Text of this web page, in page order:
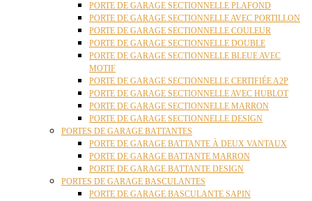
PORTE DE GARAGE SECTIONNELLE PLAFOND
PORTE DE GARAGE SECTIONNELLE AVEC PORTILLON
PORTE DE GARAGE SECTIONNELLE COULEUR
PORTE DE GARAGE SECTIONNELLE DOUBLE
PORTE DE GARAGE SECTIONNELLE BLEUE AVEC
MOTIF
PORTE DE GARAGE SECTIONNELLE CERTIFIÉE A2P
PORTE DE GARAGE SECTIONNELLE AVEC HUBLOT
PORTE DE GARAGE SECTIONNELLE MARRON
PORTE DE GARAGE SECTIONNELLE DESIGN
PORTES DE GARAGE BATTANTES
PORTE DE GARAGE BATTANTE À DEUX VANTAUX
PORTE DE GARAGE BATTANTE MARRON
PORTE DE GARAGE BATTANTE DESIGN
PORTES DE GARAGE BASCULANTES
PORTE DE GARAGE BASCULANTE SAPIN